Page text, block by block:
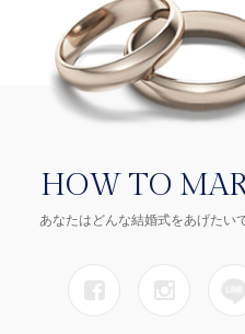
HOW TO
あなたはどんな結婚式をあげたい